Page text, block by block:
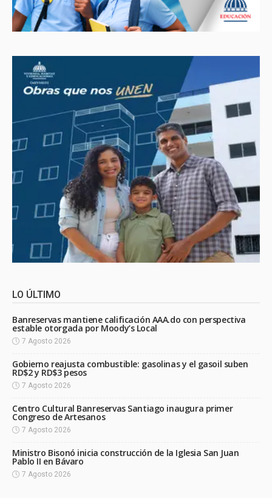
LO ÚLTIMO
Banreservas mantiene calificación AAA.do con perspectiva
estable otorgada por Moody’s Local
7 Agosto 2026
Gobierno reajusta combustible: gasolinas y el gasoil suben
RD$2 y RD$3 pesos
7 Agosto 2026
Centro Cultural Banreservas Santiago inaugura primer
Congreso de Artesanos
7 Agosto 2026
Ministro Bisonó inicia construcción de la Iglesia San Juan
Pablo II en Bávaro
7 Agosto 2026